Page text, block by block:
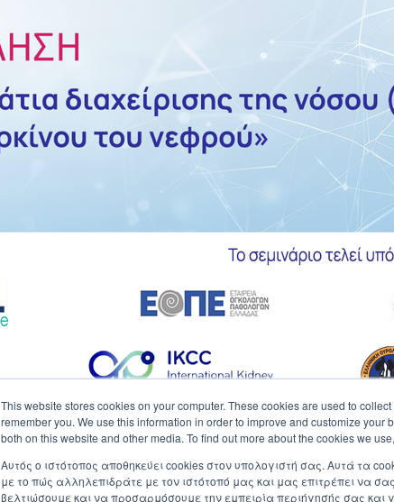
This website stores cookies on your computer. These cookies are used to
remember you. We use this information in order to improve and customize
both on this website and other media. To find out more about the cookies we
Αυτός ο ιστότοπος αποθηκεύει cookies στον υπολογιστή σας. Αυτά τα
με το πώς αλληλεπιδράτε με τον ιστότοπό μας και μας επιτρέπει να
βελτιώσουμε και να προσαρμόσουμε την εμπειρία περιήγησής σας και